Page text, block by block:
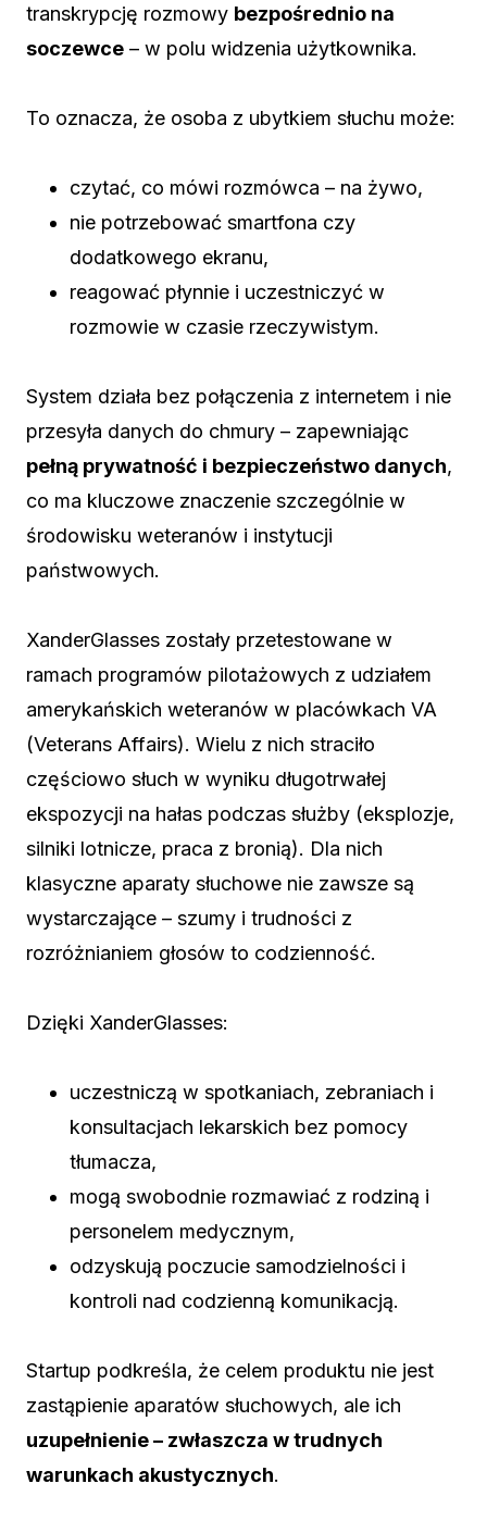
transkrypcję rozmowy bezpośrednio na
soczewce – w polu widzenia użytkownika.
To oznacza, że osoba z ubytkiem słuchu może:
czytać, co mówi rozmówca – na żywo,
nie potrzebować smartfona czy
dodatkowego ekranu,
reagować płynnie i uczestniczyć w
rozmowie w czasie rzeczywistym.
System działa bez połączenia z internetem i nie
przesyła danych do chmury – zapewniając
pełną prywatność i bezpieczeństwo danych,
co ma kluczowe znaczenie szczególnie w
środowisku weteranów i instytucji
państwowych.
XanderGlasses zostały przetestowane w
ramach programów pilotażowych z udziałem
amerykańskich weteranów w placówkach VA
(Veterans Affairs). Wielu z nich straciło
częściowo słuch w wyniku długotrwałej
ekspozycji na hałas podczas służby (eksplozje,
silniki lotnicze, praca z bronią). Dla nich
klasyczne aparaty słuchowe nie zawsze są
wystarczające – szumy i trudności z
rozróżnianiem głosów to codzienność.
Dzięki XanderGlasses:
uczestniczą w spotkaniach, zebraniach i
konsultacjach lekarskich bez pomocy
tłumacza,
mogą swobodnie rozmawiać z rodziną i
personelem medycznym,
odzyskują poczucie samodzielności i
kontroli nad codzienną komunikacją.
Startup podkreśla, że celem produktu nie jest
zastąpienie aparatów słuchowych, ale ich
uzupełnienie – zwłaszcza w trudnych
warunkach akustycznych.